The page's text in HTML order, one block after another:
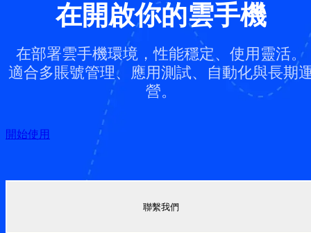
在開啟你的雲手機
在部署雲手機環境，性能穩定、使用靈活。
適合多賬號管理、應用測試、自動化與長期
營。
開始使用
聯繫我們